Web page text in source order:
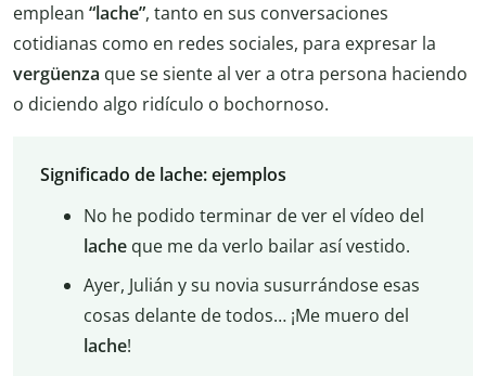
emplean “lache”, tanto en sus conversaciones
cotidianas como en redes sociales, para expresar la
vergüenza que se siente al ver a otra persona haciendo
o diciendo algo ridículo o bochornoso.
Significado de lache: ejemplos
No he podido terminar de ver el vídeo del
lacheque me da verlo bailar así vestido.
Ayer, Julián y su novia susurrándose esas
cosas delante de todos… ¡Me muero del
lache!